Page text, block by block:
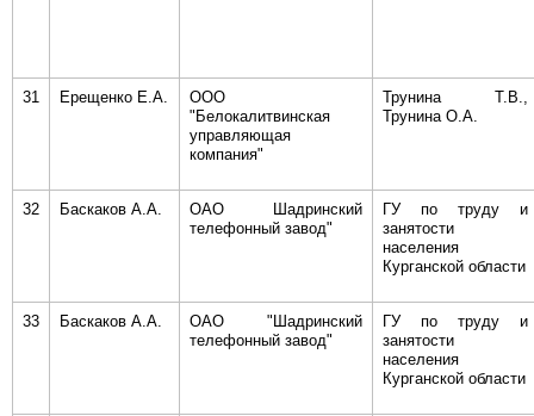
31 Ерещенко Е.А.
ООО
"Белокалитвинская
управляющая
компания"
Трунина Т.В.,
Трунина О.А.
32 Баскаков А.А.
ОАО Шадринский
телефонный завод"
ГУ по труду и
занятости
населения
Курганской области
33 Баскаков А.А.
ОАО "Шадринский
телефонный завод"
ГУ по труду и
занятости
населения
Курганской области